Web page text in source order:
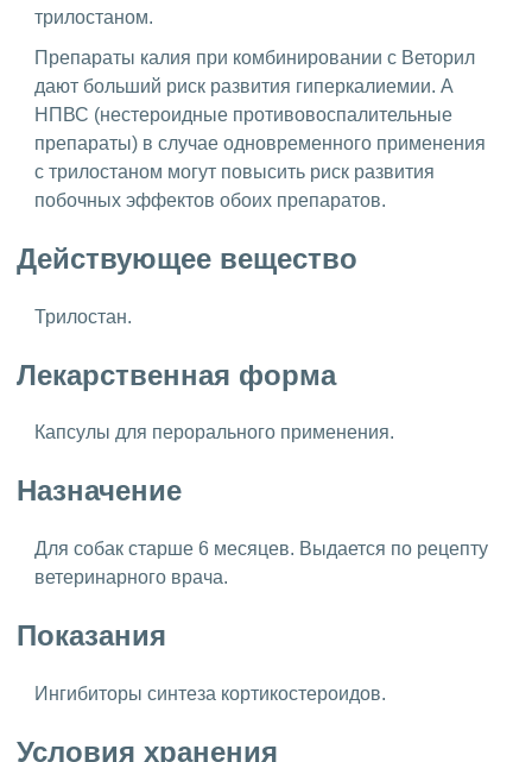
трилостаном.
Препараты калия при комбинировании с Веторил
дают больший риск развития гиперкалиемии. А
НПВС (нестероидные противовоспалительные
препараты) в случае одновременного применения
с трилостаном могут повысить риск развития
побочных эффектов обоих препаратов.
Действующее вещество
Трилостан.
Лекарственная форма
Капсулы для перорального применения.
Назначение
Для собак старше 6 месяцев. Выдается по рецепту
ветеринарного врача.
Показания
Ингибиторы синтеза кортикостероидов.
Условия хранения